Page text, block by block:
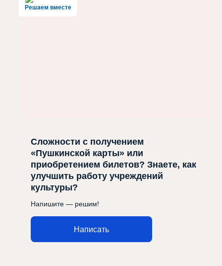
Решаем вместе
Сложности с получением
«Пушкинской карты» или
приобретением билетов? Знаете, как
улучшить работу учреждений
культуры?
Напишите — решим!
Написать